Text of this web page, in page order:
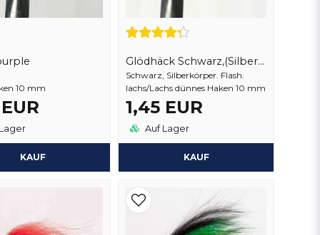
10 mm
KAUF
Glödhäck Schwarz,(Silberkörper)
Schwarz, Silberkörper. Flash.
lachs/Lachs dünnes Haken 10 mm
1,45 EUR
Auf Lager
KAUF